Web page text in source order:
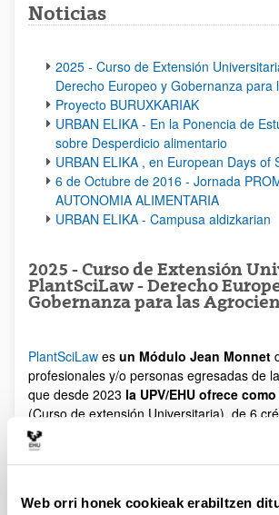
Web orri honek cookieak erabiltzen
Noticias
2025 - Curso de Extensión
Derecho Europeo y Gobernanza para
Proyecto BURUXKARIAK
URBAN ELIKA - En la Ponencia de
sobre Desperdicio alimentario
URBAN ELIKA , en European Days of
6 de Octubre de 2016 - Jornada
AUTONOMIA ALIMENTARIA
URBAN ELIKA - Campusa aldizkarian
2025 - Curso de Extensión
PlantSciLaw - Derecho
Gobernanza para las
PlantSciLaw es un Módulo Jean Monnet
profesionales y/o personas egresadas de
que desde 2023 la UPV/EHU ofrece
(Curso de extensión Universitaria), de 6
(extensible a 8).
Europe
abierta